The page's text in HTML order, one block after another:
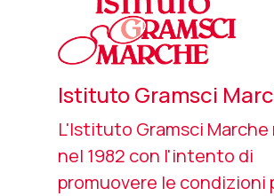
Istituto Gramsci
L'Istituto Gramsci Marche
nel 1982 con l'intento di
promuovere le condizioni